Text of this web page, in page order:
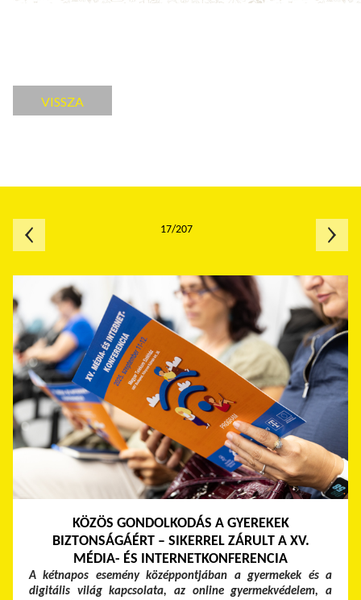
VISSZA
KÖZÖS GONDOLKODÁS A GYEREKEK
BIZTONSÁGÁÉRT – SIKERREL ZÁRULT A XV.
MÉDIA- ÉS INTERNETKONFERENCIA
A kétnapos esemény középpontjában a gyermekek és a
digitális világ kapcsolata, az online gyermekvédelem, a
17/207